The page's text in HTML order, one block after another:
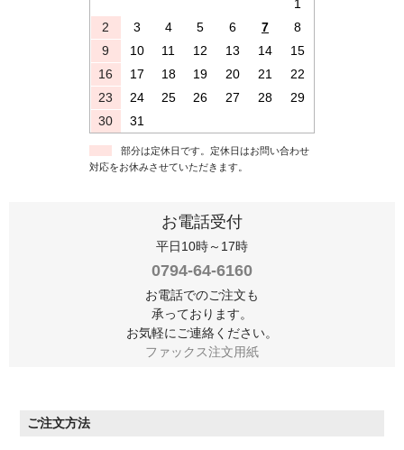
1
2
3 4 5 6 7
8
9
10 11 12 13 14
15
16
17 18 19 20 21
22
23
24 25 26 27 28
29
30
31
部分は定休日です。定休日はお問い合わせ
対応をお休みさせていただきます。
お電話受付
平日10時～17時
0794-64-6160
お電話でのご注文も
承っております。
お気軽にご連絡ください。
ファックス注文用紙
ご注文方法